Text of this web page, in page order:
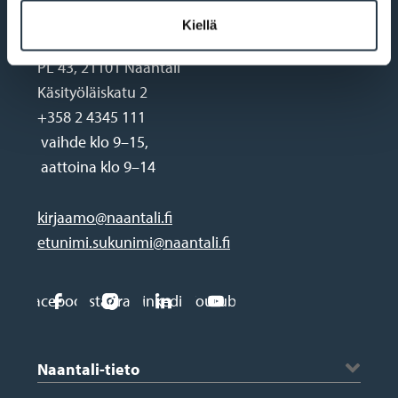
Kiellä
PL 43, 21101 Naantali
Käsityöläiskatu 2
+358 2 4345 111
vaihde klo 9–15,
aattoina klo 9–14
kirjaamo@naantali.fi
etunimi.sukunimi@naantali.fi
Naantali-tieto
Social
FacebookInstagramLinkedin Youtube